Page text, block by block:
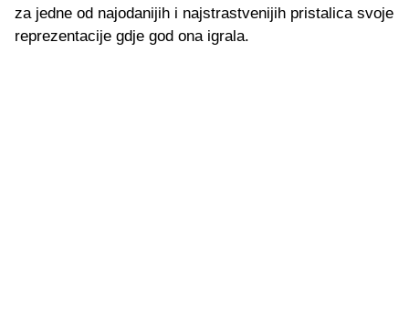
za jedne od najodanijih i najstrastvenijih pristalica svoje
reprezentacije gdje god ona igrala.